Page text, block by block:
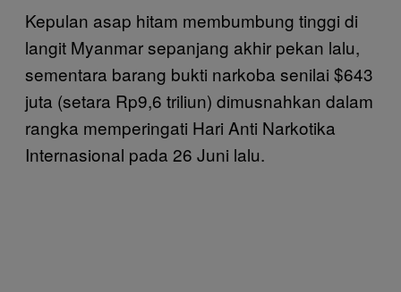
Kepulan asap hitam membumbung tinggi di
langit Myanmar sepanjang akhir pekan lalu,
sementara barang bukti narkoba senilai $643
juta (setara Rp9,6 triliun) dimusnahkan dalam
rangka memperingati Hari Anti Narkotika
Internasional pada 26 Juni lalu.